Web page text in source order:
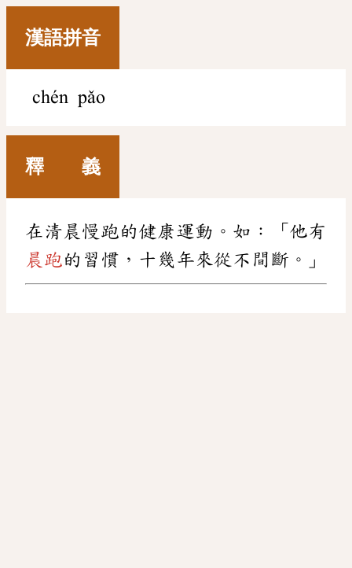
漢語拼音
chén pǎo
釋 義
在清晨慢跑的健康運動。如：「他有
晨跑的習慣，十幾年來從不間斷。」